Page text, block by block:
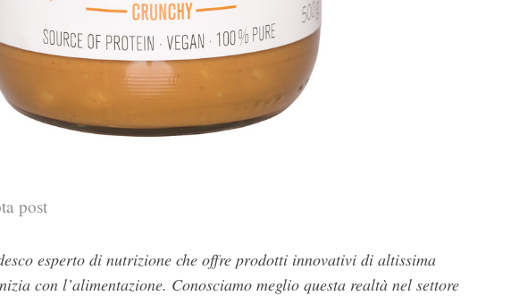
post
esperto di nutrizione che offre prodotti innovativi di altissima
con l’alimentazione. Conosciamo meglio questa realtà nel settore